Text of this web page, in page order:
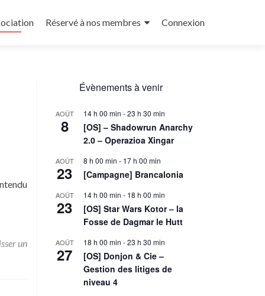
Réservé à nos membres Connexion
un
Évènements à venir
AOÛT
8
14 h 00 min -23 h 30 min
[OS] – Shadowrun Anarchy
2.0 – Operazioa Xingar
AOÛT
23
8 h 00 min - 17 h 00 min
[Campagne] Brancalonia
AOÛT
23
14 h 00 min - 18 h 00 min
[OS] Star Wars Kotor – la
Fosse de Dagmar le Hutt
AOÛT
27
18 h 00 min -23 h 30 min
[OS] Donjon & Cie –
Gestion des litiges de
niveau 4